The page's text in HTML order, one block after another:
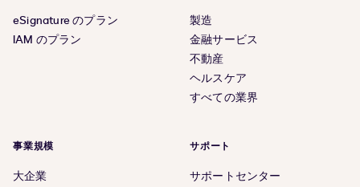
eSignature のプラン
IAM のプラン
製造
金融サービス
不動産
ヘルスケア
すべての業界
事業規模
大企業
サポート
サポートセンター